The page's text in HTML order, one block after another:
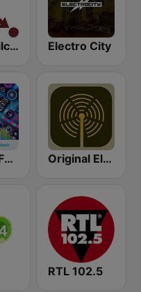
Hirschmilch Electronic Electro City
hearMe.FM House Original Electronic Music Radio
RTL 102.5